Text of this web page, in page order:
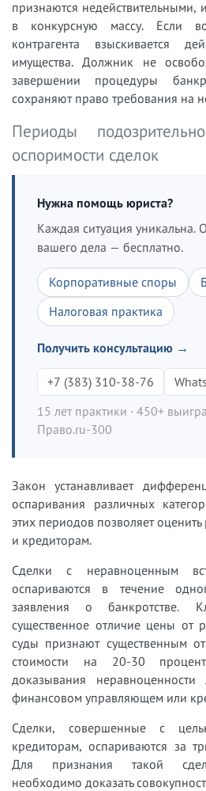
признаются недействительными,
в конкурсную массу. Если
контрагента взыскивается
имущества. Должник не
завершении процедуры
сохраняют право требования на
Периоды
оспоримости сделок
Нужна помощь юриста?
Каждая ситуация уникальна.
вашего дела — бесплатно.
Корпоративные споры
Налоговая практика
Получить консультацию →
+7 (383) 310-38-76
15 лет практики · 450+
Право.ru-300
Закон устанавливает
оспаривания различных
этих периодов позволяет
и кредиторам.
Сделки с неравноценным
оспариваются в течение
заявления о банкротстве.
существенное отличие цены от
суды признают существенным
стоимости на 20-30
доказывания
финансовом управляющем или
Сделки, совершенные с
кредиторам, оспариваются за
Для признания такой
необходимо доказать